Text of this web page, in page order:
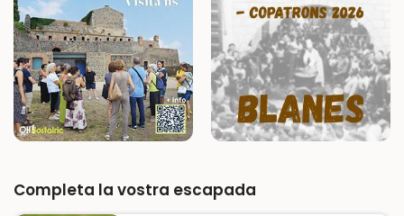
Completa la vostra escapada